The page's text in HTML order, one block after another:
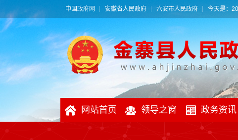
中国政府网 安徽省人民政府 六安市人民政府 今天是：
网站首页 领导之窗 政务资讯